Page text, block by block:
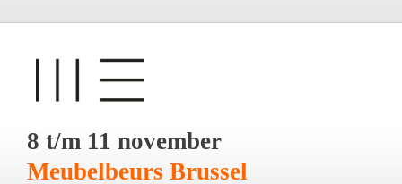
8 t/m 11 november
Meubelbeurs Brussel